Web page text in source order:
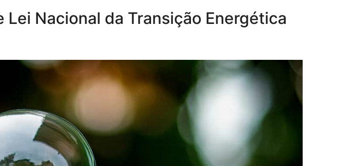
Nacional da Transição Energética